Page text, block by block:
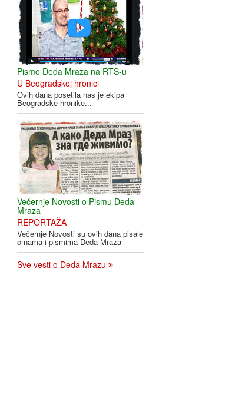
Pismo Deda Mraza na RTS-u
U Beogradskoj hronici
Ovih dana posetila nas je ekipa
Beogradske hronike...
Večernje Novosti o Pismu Deda
Mraza
REPORTAŽA
Večernje Novosti su ovih dana pisale
o nama i pismima Deda Mraza
Sve vesti o Deda Mrazu